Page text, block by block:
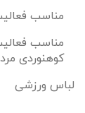
مناسب
مناسب
کوهنوردی
لباس ورزشی